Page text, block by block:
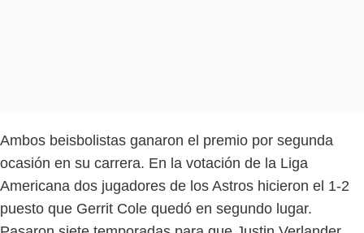
Ambos beisbolistas ganaron el premio por segunda
ocasión en su carrera. En la votación de la Liga
Americana dos jugadores de los Astros hicieron el 1-2
puesto que Gerrit Cole quedó en segundo lugar.